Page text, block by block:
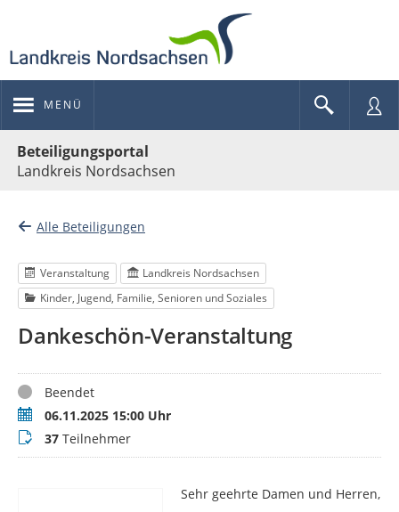
MENÜ
Beteiligungsportal
Landkreis Nordsachsen
Alle Beteiligungen
Veranstaltung
Landkreis Nordsachsen
Kinder, Jugend, Familie, Senioren und Soziales
Dankeschön-Veranstaltung
StatusBeendet
Termin06.11.2025 15:00 Uhr
Teilnehmer
37 Teilnehmer
Sehr geehrte Damen und Herren,